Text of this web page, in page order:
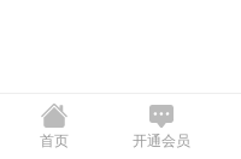
首页 开通会员